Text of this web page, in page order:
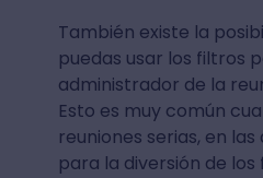
También existe la
puedas usar los filtros
administrador de la
Esto es muy común
reuniones serias, en
para la diversión de los